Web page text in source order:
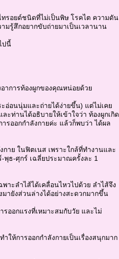
รอยด์ชนิดที่ไม่เป็นพิษ โรคไต ความดัน
มรู้สึกอยากขับถ่ายมาเป็นเวลานาน
ปนี้
าการท้องผูกของคุณหน่อยด้วย
อ่อนนุ่มและถ่ายได้ง่ายขึ้น) แต่ไม่เคย
ะท่านได้อธิบายให้เข้าใจว่า ท้องผูกเกิด
รออกกำลังกายค่ะ แล้วก็พบว่า ได้ผล
าย ในฟิตเนส เพราะใกล้ที่ทำงานและ
พุธ-ศุกร์ เฉลี่ยประมาณครั้งละ 1
าะลำไส้ได้เคลื่อนไหวไปด้วย ลำไส้จึง
ายังส่วนล่างได้อย่างสะดวกมากขึ้น
รออกแรงที่เหมาะสมกับวัย และไม่
ให้การออกกำลังกายเป็นเรื่องสนุกมาก